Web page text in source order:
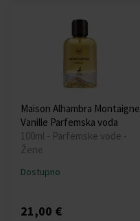
Maison Alhambra Montaigne
Vanille Parfemska voda
100ml - Parfemske vode -
Žene
Dostupno
21,00 €